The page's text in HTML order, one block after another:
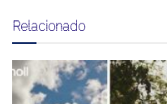
Relacionado